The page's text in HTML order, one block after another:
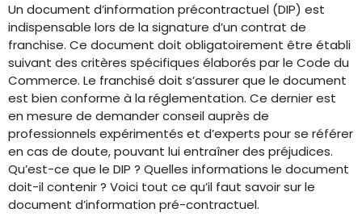
Un document d’information précontractuel (DIP) est
indispensable lors de la signature d’un contrat de
franchise. Ce document doit obligatoirement être établi
suivant des critères spécifiques élaborés par le Code du
Commerce. Le franchisé doit s’assurer que le document
est bien conforme à la réglementation. Ce dernier est
en mesure de demander conseil auprès de
professionnels expérimentés et d’experts pour se référer
en cas de doute, pouvant lui entraîner des préjudices.
Qu’est-ce que le DIP ? Quelles informations le document
doit-il contenir ? Voici tout ce qu’il faut savoir sur le
document d’information pré-contractuel.